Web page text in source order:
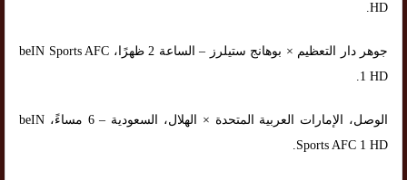
HD.
جوهر دار التعظيم × بوهانج ستيلرز – الساعة 2 ظهرًا، beIN Sports AFC
1 HD.
الوصل، الإمارات العربية المتحدة × الهلال، السعودية – 6 مساءً، beIN
Sports AFC 1 HD.